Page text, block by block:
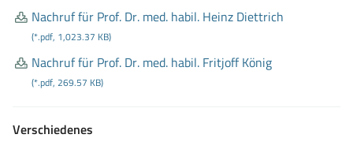
Nachruf für Prof. Dr. med. habil. Heinz Diettrich
(*.pdf, 1,023.37 KB)
Nachruf für Prof. Dr. med. habil. Fritjoff König
(*.pdf, 269.57 KB)
Verschiedenes